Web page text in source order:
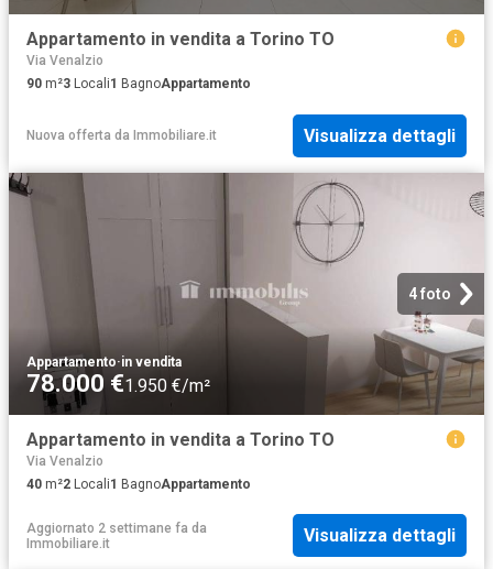
Appartamento in vendita a Torino TO
Via Venalzio
90 m²3 Locali1 BagnoAppartamento
Nuova offerta da Immobiliare.it Visualizza dettagli
4 foto
Appartamento·in vendita
78.000 €1.950 €/m²
Appartamento in vendita a Torino TO
Via Venalzio
40 m²2 Locali1 BagnoAppartamento
Aggiornato 2 settimane fa da
Immobiliare.it
Visualizza dettagli